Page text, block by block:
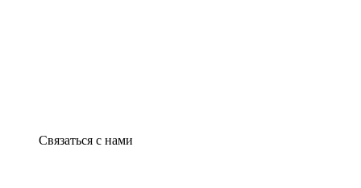
Связаться с нами